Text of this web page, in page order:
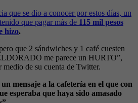
que se dio a conocer por estos días, un
que pagar más de 115 mil pesos
hizo.
que 2 sándwiches y 1 café cuesten
me parece un HURTO”,
de su cuenta de Twitter.
mensaje a la cafetería en el que con
esperaba que haya sido amasado